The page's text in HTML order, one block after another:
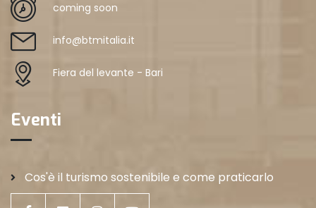
coming soon
info@btmitalia.it
Fiera del levante - Bari
Eventi
Cos'è il turismo sostenibile e come praticarlo